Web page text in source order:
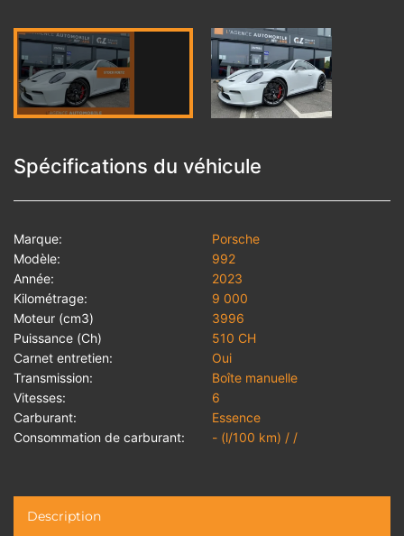
Spécifications du véhicule
Marque:
Porsche
Modèle:
992
Année:
2023
Kilométrage:
9 000
Moteur (cm3)
3996
Puissance (Ch)
510 CH
Carnet entretien:
Oui
Transmission:
Boîte manuelle
Vitesses:
6
Carburant:
Essence
Consommation de carburant:
- (l/100 km) / /
Description